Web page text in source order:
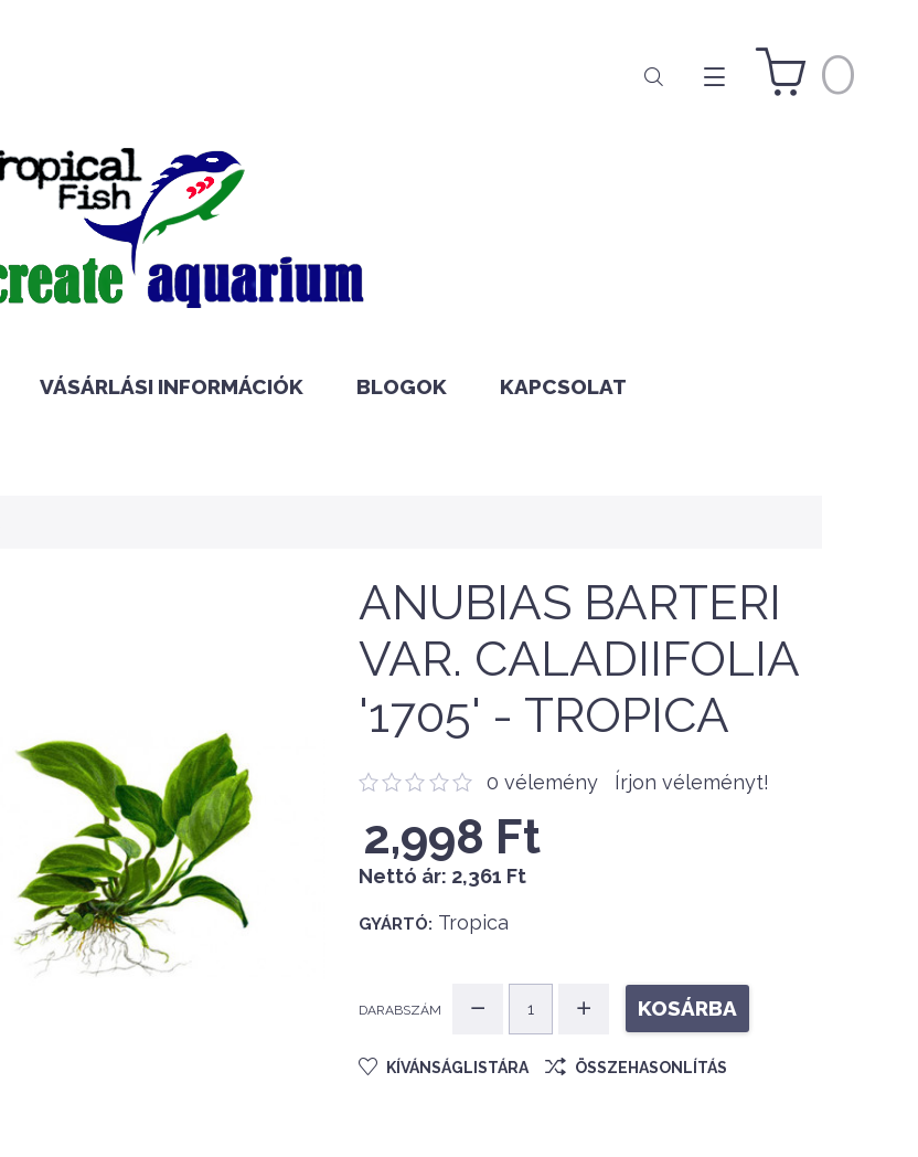
0
VÁSÁRLÁSI INFORMÁCIÓK BLOGOK KAPCSOLAT
ANUBIAS BARTERI
VAR. CALADIIFOLIA
'1705' - TROPICA
0 vélemény Írjon véleményt!
2,998 Ft
Nettó ár: 2,361 Ft
GYÁRTÓ: Tropica
DARABSZÁM KOSÁRBA
KÍVÁNSÁGLISTÁRA ÖSSZEHASONLÍTÁS